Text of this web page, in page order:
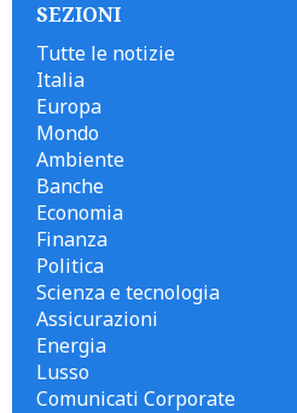
SEZIONI
Tutte le notizie
Italia
Europa
Mondo
Ambiente
Banche
Economia
Finanza
Politica
Scienza e tecnologia
Assicurazioni
Energia
Lusso
Comunicati Corporate